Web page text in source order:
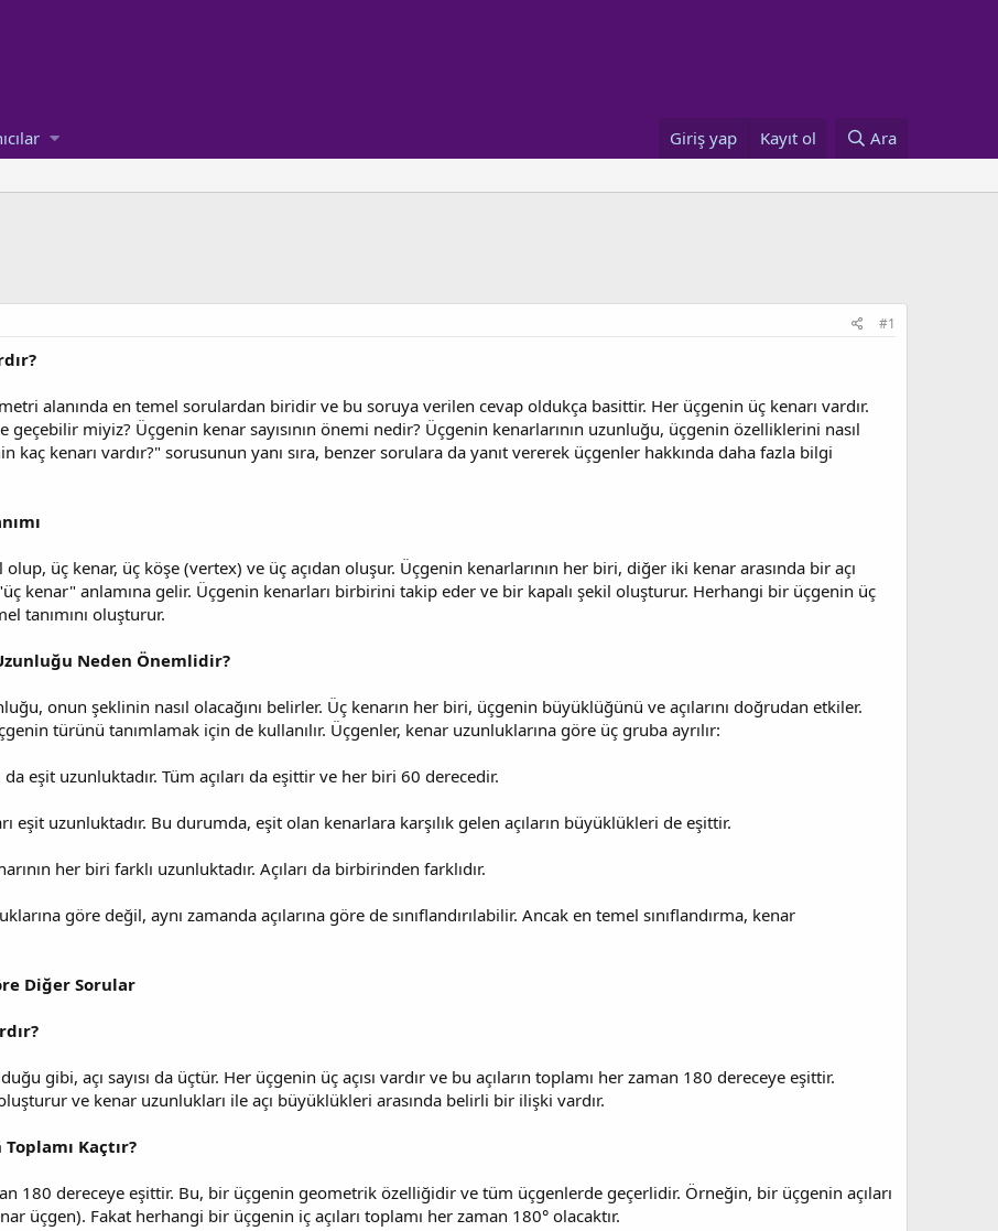
Giriş yap Kayıt ol Ara
#1
alanında en temel sorulardan biridir ve bu soruya verilen cevap oldukça basittir. Her üçgenin üç kenarı vardır.
miyiz? Üçgenin kenar sayısının önemi nedir? Üçgenin kenarlarının uzunluğu, üçgenin özelliklerini nasıl
kaç kenarı vardır?" sorusunun yanı sıra, benzer sorulara da yanıt vererek üçgenler hakkında daha fazla bilgi
üç kenar, üç köşe (vertex) ve üç açıdan oluşur. Üçgenin kenarlarının her biri, diğer iki kenar arasında bir açı
kenar" anlamına gelir. Üçgenin kenarları birbirini takip eder ve bir kapalı şekil oluşturur. Herhangi bir üçgenin üç
tanımını oluşturur.
Neden Önemlidir?
onun şeklinin nasıl olacağını belirler. Üç kenarın her biri, üçgenin büyüklüğünü ve açılarını doğrudan etkiler.
türünü tanımlamak için de kullanılır. Üçgenler, kenar uzunluklarına göre üç gruba ayrılır:
da eşit uzunluktadır. Tüm açıları da eşittir ve her biri 60 derecedir.
eşit uzunluktadır. Bu durumda, eşit olan kenarlara karşılık gelen açıların büyüklükleri de eşittir.
her biri farklı uzunluktadır. Açıları da birbirinden farklıdır.
göre değil, aynı zamanda açılarına göre de sınıflandırılabilir. Ancak en temel sınıflandırma, kenar
Diğer Sorular
gibi, açı sayısı da üçtür. Her üçgenin üç açısı vardır ve bu açıların toplamı her zaman 180 dereceye eşittir.
ve kenar uzunlukları ile açı büyüklükleri arasında belirli bir ilişki vardır.
Kaçtır?
180 dereceye eşittir. Bu, bir üçgenin geometrik özelliğidir ve tüm üçgenlerde geçerlidir. Örneğin, bir üçgenin açıları
üçgen). Fakat herhangi bir üçgenin iç açıları toplamı her zaman 180° olacaktır.